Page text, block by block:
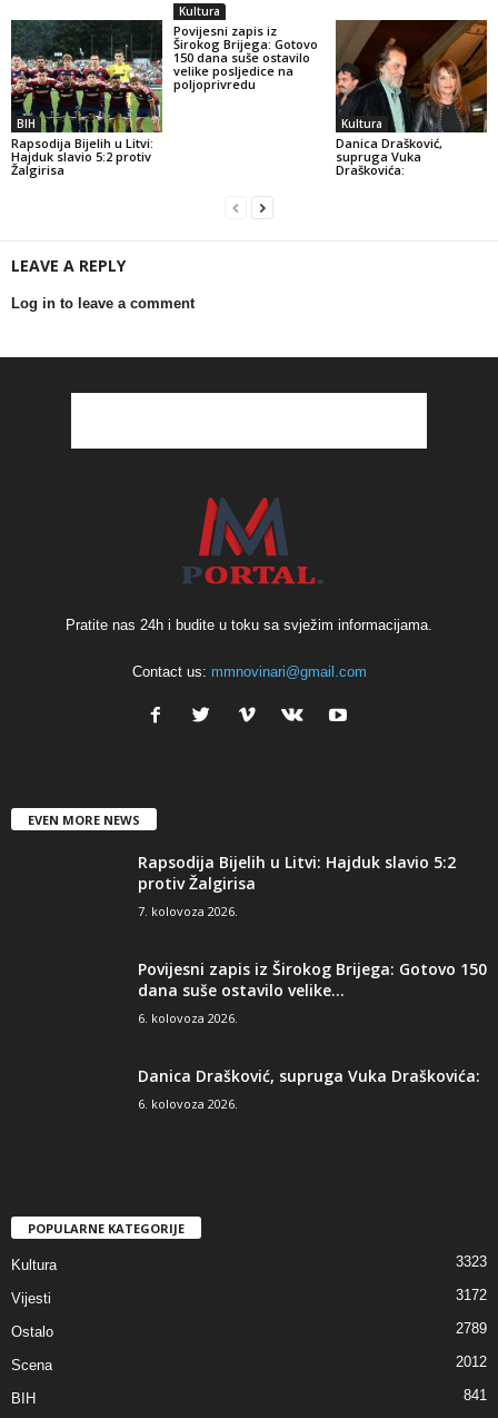
BIH
Rapsodija Bijelih u Litvi:
Hajduk slavio 5:2 protiv
Žalgirisa
Kultura
Povijesni zapis iz
Širokog Brijega: Gotovo
150 dana suše ostavilo
velike posljedice na
poljoprivredu
Kultura
Danica Drašković,
supruga Vuka
Draškovića:
LEAVE A REPLY
Log in to leave a comment
Pratite nas 24h i budite u toku sa svježim informacijama.
Contact us: mmnovinari@gmail.com
EVEN MORE NEWS
Rapsodija Bijelih u Litvi: Hajduk slavio 5:2
protiv Žalgirisa
7. kolovoza 2026.
Povijesni zapis iz Širokog Brijega: Gotovo 150
dana suše ostavilo velike...
6. kolovoza 2026.
Danica Drašković, supruga Vuka Draškovića:
6. kolovoza 2026.
POPULARNE KATEGORIJE
Kultura 3323
Vijesti 3172
Ostalo 2789
Scena 2012
BIH 841